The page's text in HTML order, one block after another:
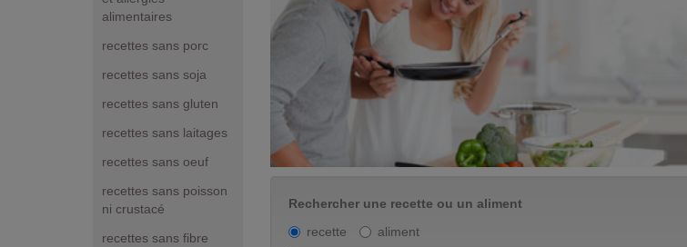
alimentaires
recettes sans porc
recettes sans soja
recettes sans gluten
recettes sans laitages
recettes sans oeuf
recettes sans poisson
ni crustacé
recettes sans fibre
Rechercher une recette ou un aliment
recette
aliment